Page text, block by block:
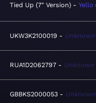
Tied Up (7" Version) Yello
UKW3K2100019 Unknown
RUA1D2062797 Unknown
GBBKS2000053 Unknown